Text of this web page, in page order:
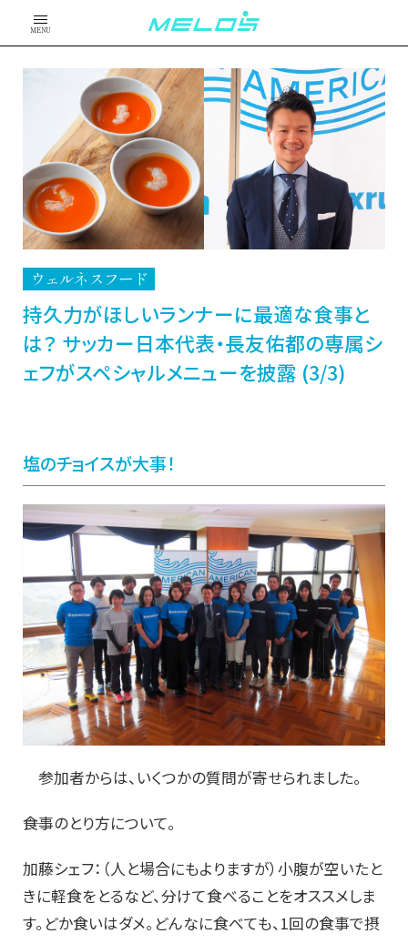
MENU
ウェルネスフード
持久力がほしいランナーに最適な食事と
は？ サッカー日本代表・長友佑都の専属シ
ェフがスペシャルメニューを披露 (3/3)
塩のチョイスが大事！
参加者からは、いくつかの質問が寄せられました。
――食事のとり方について。
加藤シェフ：（人と場合にもよりますが）小腹が空いたと
きに軽食をとるなど、分けて食べることをオススメしま
す。どか食いはダメ。どんなに食べても、1回の食事で摂